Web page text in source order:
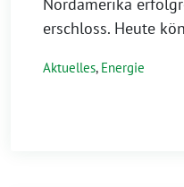
erschloss. Heute
Aktuelles, Energie